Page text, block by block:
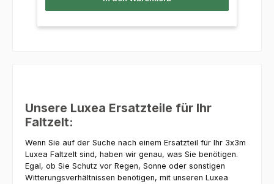
Unsere Luxea Ersatzteile für Ihr
Faltzelt:
Wenn Sie auf der Suche nach einem Ersatzteil für Ihr 3x3m
Luxea Faltzelt sind, haben wir genau, was Sie benötigen.
Egal, ob Sie Schutz vor Regen, Sonne oder sonstigen
Witterungsverhältnissen benötigen, mit unseren Luxea